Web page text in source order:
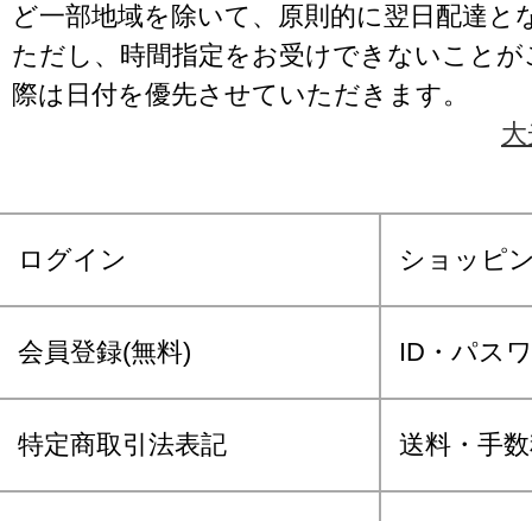
ど一部地域を除いて、原則的に翌日配達と
ただし、時間指定をお受けできないこと
際は日付を優先させていただきます。
ログイン ショッピ
会員登録(無料) ID・パス
特定商取引法表記 送料・手